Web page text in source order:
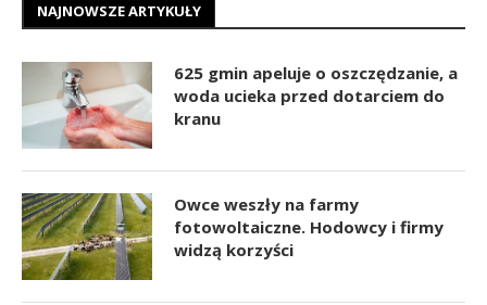
NAJNOWSZE ARTYKUŁY
625 gmin apeluje o oszczędzanie, a
woda ucieka przed dotarciem do
kranu
Owce weszły na farmy
fotowoltaiczne. Hodowcy i firmy
widzą korzyści